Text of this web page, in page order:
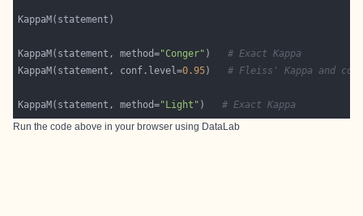
KappaM(statement, method="Conger" ) # Exact Kappa
KappaM(statement, conf.level=0.95) # Fleiss' Kappa and
KappaM(statement, method="Light" ) # Exact Kappa
Run the code above in your browser using DataLab